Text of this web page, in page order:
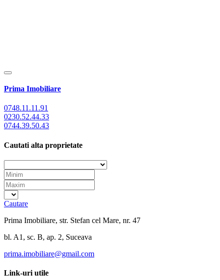
Prima Imobiliare
0748.11.11.91
0230.52.44.33
0744.39.50.43
Cautati alta proprietate
Cautare
Prima Imobiliare, str. Stefan cel Mare, nr. 47
bl. A1, sc. B, ap. 2, Suceava
prima.imobiliare@gmail.com
Link-uri utile